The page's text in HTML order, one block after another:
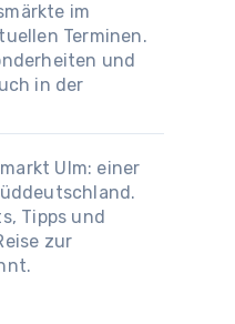
im
Terminen.
und
in der
Ulm: einer
Tipps und
zur